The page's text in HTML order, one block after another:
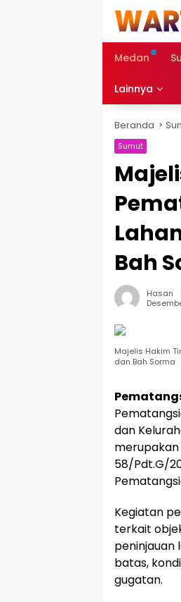
Medan
Lainnya
Beranda
Sumut
Bah
Hasan
Majelis Hakim
dan Bah Sorma
dan
58/Pdt.G/
Kegiatan
terkait
peninjauan
batas,
gugatan.